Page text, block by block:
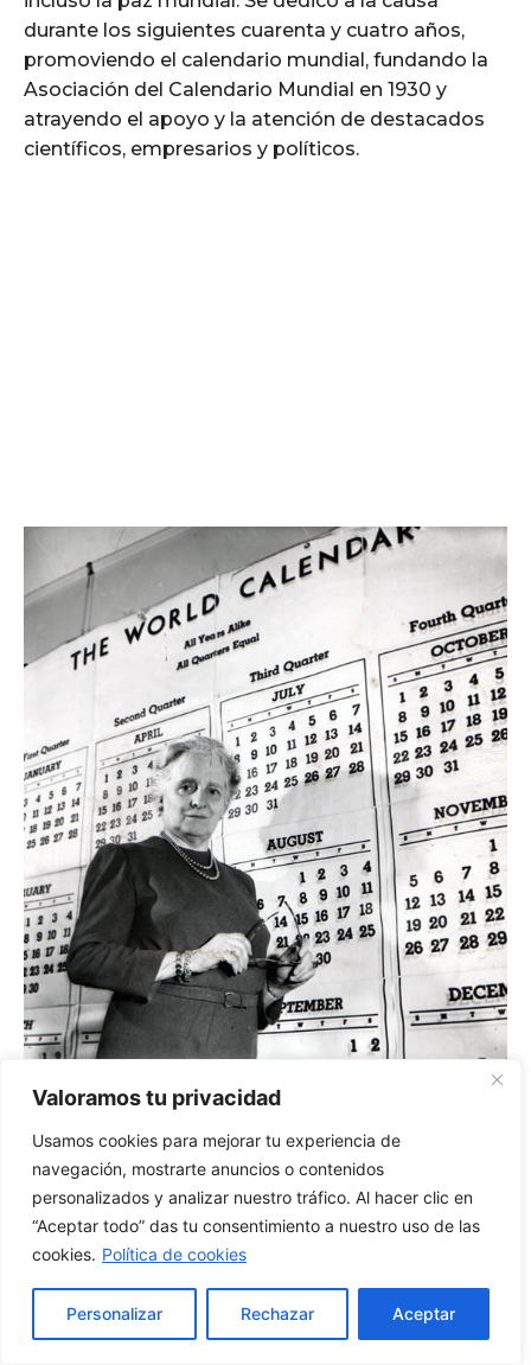
Valoramos tu privacidad
Usamos cookies para mejorar tu experiencia de
navegación, mostrarte anuncios o contenidos
personalizados y analizar nuestro tráfico. Al hacer clic en
“Aceptar todo” das tu consentimiento a nuestro uso de las
cookies. Política de cookies
Personalizar Rechazar Aceptar